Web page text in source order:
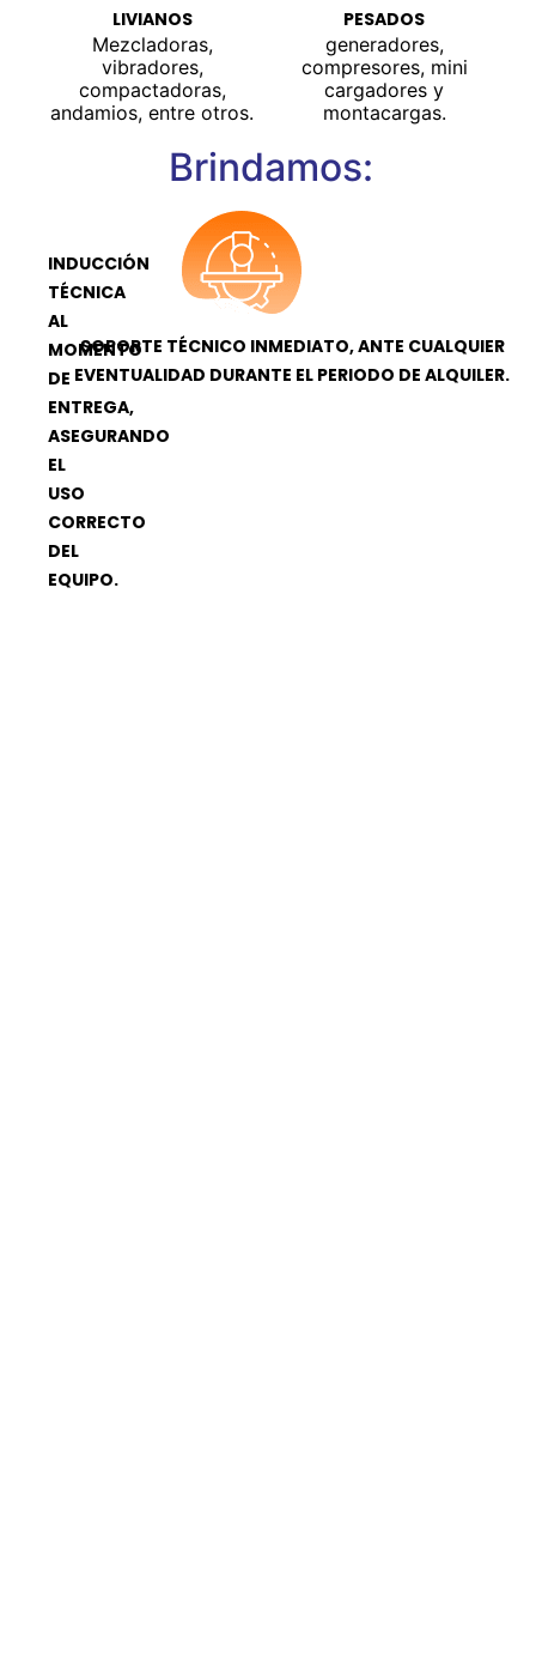
LIVIANOS
Mezcladoras,
vibradores,
compactadoras,
andamios, entre otros.
PESADOS
generadores,
compresores, mini
cargadores y
montacargas.
Brindamos:
INDUCCIÓN
TÉCNICA
AL
MOMENTO
DE
ENTREGA,
ASEGURANDO
EL
USO
CORRECTO
DEL
EQUIPO.
SOPORTE TÉCNICO INMEDIATO, ANTE CUALQUIER
EVENTUALIDAD DURANTE EL PERIODO DE ALQUILER.